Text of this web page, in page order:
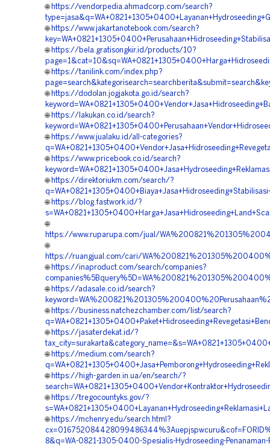
🌐 https://vendorpedia.ahmadcorp.com/search?
🌐 https://www.jakartanotebook.com/search?
🌐 https://bela.gratisongkir.id/products/10?
🌐 https://tanilink.com/index.php?
🌐 https://dodolan.jogjakota.go.id/search?
🌐 https://lakukan.co.id/search?
🌐 https://www.jualaku.id/all-categories?
🌐 https://www.pricebook.co.id/search?
🌐 https://direktoriukm.com/search/?
🌐 https://blog.fastwork.id/?
🌐
https://www.ruparupa.com/jual/
🌐
https://ruangjual.com/cari/
🌐 https://inaproduct.com/search/companies?
🌐 https://adasale.co.id/search?
🌐 https://business.natchezchamber.com/list/search?
🌐 https://jasaterdekat.id/?
🌐 https://medium.com/search?
🌐 https://high-garden.in.ua/en/search/?
🌐 https://tregocountyks.gov/?
🌐 https://mchenry.edu/search.html?
8&q=WA-0821-1305-0400-Spesialis-Hydroseeding-Penanaman-